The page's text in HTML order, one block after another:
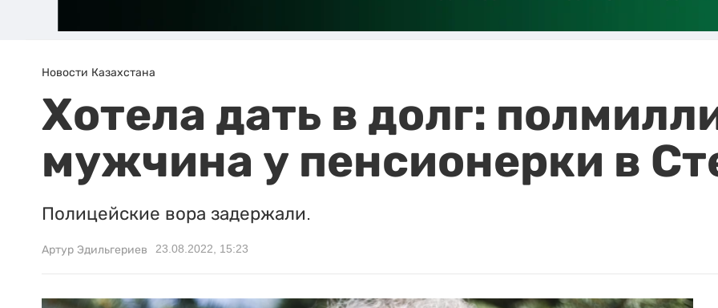
Новости Казахстана
Хотела дать в долг:
мужчина у пенсионерки в
Полицейские вора задержали.
Артур Эдильгериев 23.08.2022, 15:23